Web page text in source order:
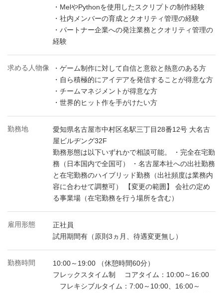
・MelやPythonを使用したスクリプトの制作経験
・社内メンバーの育成とクオリティ管理の経験
・パートナー企業への発注業務とクオリティ管理の
経験
求める人物像
・ゲーム制作に対して自信と意欲と熱意のある方
・自ら積極的にアイデアを発信することが得意な方
・チームマネジメントが得意な方
・世界的ヒット作を手がけたい方
勤務地
愛知県名古屋市中村区名駅三丁目28番12号 大名古
屋ビルヂング32F
勤務形態は以下いずれかで相談可能。 ・完全在宅勤
務（日本国内で全国可） ・名古屋本社への出社勤務
と在宅勤務のハイブリッド勤務（出社頻度は業務内
容に合わせて調整可） 【変更の範囲】 会社の定め
る事業場（在宅勤務を行う場所を含む）
雇用形態
正社員
試用期間有（原則3ヵ月、待遇変更無し）
勤務時間
10:00～19:00 （休憩時間60分）
フレックスタイム制 コアタイム：10:00～16:00
フレキシブルタイム：7:00～10:00、16:00～